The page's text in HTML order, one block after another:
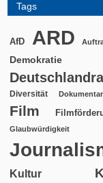
Tags
AfD ARD
Demokratie
Diversität
Film
Glaubwürdigkeit
Kultur